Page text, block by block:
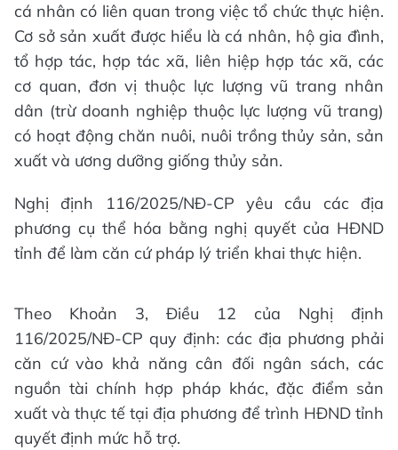
cá nhân có liên quan trong việc tổ chức thực hiện.
Cơ sở sản xuất được hiểu là cá nhân, hộ gia đình,
tổ hợp tác, hợp tác xã, liên hiệp hợp tác xã, các
cơ quan, đơn vị thuộc lực lượng vũ trang nhân
dân (trừ doanh nghiệp thuộc lực lượng vũ trang)
có hoạt động chăn nuôi, nuôi trồng thủy sản, sản
xuất và ương dưỡng giống thủy sản.
Nghị định 116/2025/NĐ-CP yêu cầu các địa
phương cụ thể hóa bằng nghị quyết của HĐND
tỉnh để làm căn cứ pháp lý triển khai thực hiện.
Theo Khoản 3, Điều 12 của Nghị định
116/2025/NĐ-CP quy định: các địa phương phải
căn cứ vào khả năng cân đối ngân sách, các
nguồn tài chính hợp pháp khác, đặc điểm sản
xuất và thực tế tại địa phương để trình HĐND tỉnh
quyết định mức hỗ trợ.